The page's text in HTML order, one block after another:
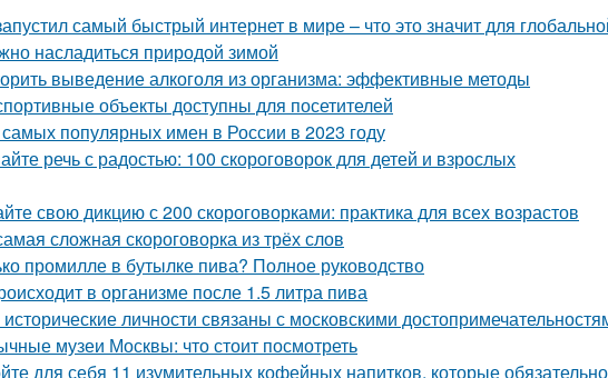
самый быстрый интернет в мире – что это значит для
насладиться природой зимой
выведение алкоголя из организма: эффективные методы
объекты доступны для посетителей
популярных имен в России в 2023 году
речь с радостью: 100 скороговорок для детей и взрослых
свою дикцию с 200 скороговорками: практика для всех возрастов
сложная скороговорка из трёх слов
промилле в бутылке пива? Полное руководство
в организме после 1.5 литра пива
исторические личности связаны с московскими
музеи Москвы: что стоит посмотреть
для себя 11 изумительных кофейных напитков, которые